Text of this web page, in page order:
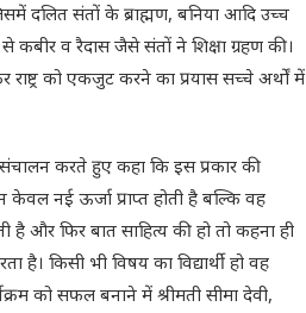
दलित संतों के ब्राह्मण, बनिया आदि उच्च
व रैदास जैसे संतों ने शिक्षा ग्रहण की।
को एकजुट करने का प्रयास सच्चे अर्थों में
करते हुए कहा कि इस प्रकार की
नई ऊर्जा प्राप्त होती है बल्कि वह
है और फिर बात साहित्य की हो तो कहना ही
है। किसी भी विषय का विद्यार्थी हो वह
को सफल बनाने में श्रीमती सीमा देवी,